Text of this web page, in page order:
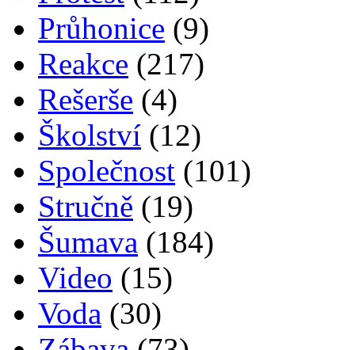
Průhonice (9)
Reakce (217)
Rešerše (4)
Školství (12)
Společnost (101)
Stručně (19)
Šumava (184)
Video (15)
Voda (30)